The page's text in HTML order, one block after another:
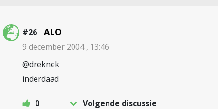
#26 ALO
9 december 2004 , 13:46
@dreknek
inderdaad
0
Volgende discussie